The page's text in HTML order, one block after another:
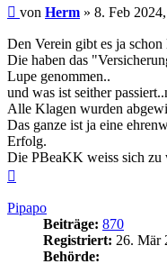
Beitrag
von Herm » 8. Feb
Den Verein gibt es ja
Die haben das
Lupe genommen..
und was ist seither
Alle Klagen wurden
Das ganze ist ja eine
Erfolg.
Die PBeaKK weiss sich zu
Pipapo
Beiträge: 870
Registriert: 26. Mär
Behörde: